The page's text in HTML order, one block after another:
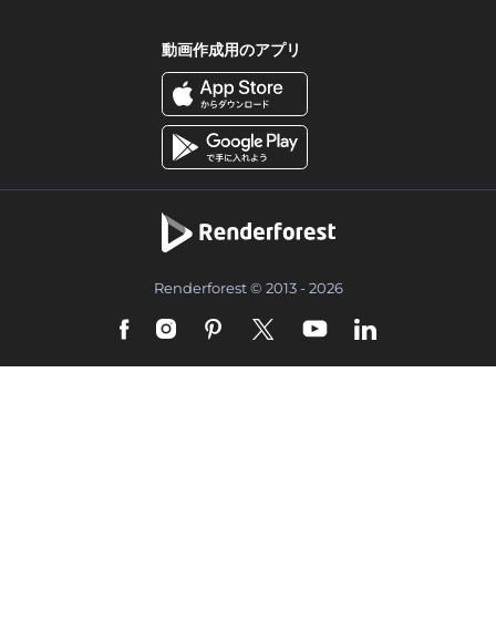
動画作成用のアプリ
Renderforest © 2013 - 2026